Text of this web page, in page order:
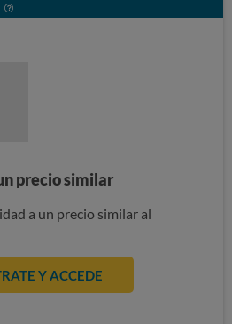
precio similar
a un precio similar al
Y ACCEDE